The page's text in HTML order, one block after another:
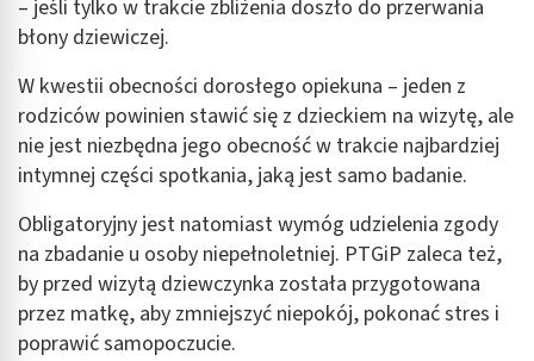
– jeśli tylko w trakcie zbliżenia doszło do przerwania
błony dziewiczej.
W kwestii obecności dorosłego opiekuna – jeden z
rodziców powinien stawić się z dzieckiem na wizytę, ale
nie jest niezbędna jego obecność w trakcie najbardziej
intymnej części spotkania, jaką jest samo badanie.
Obligatoryjny jest natomiast wymóg udzielenia zgody
na zbadanie u osoby niepełnoletniej. PTGiP zaleca też,
by przed wizytą dziewczynka została przygotowana
przez matkę, aby zmniejszyć niepokój, pokonać stres i
poprawić samopoczucie.